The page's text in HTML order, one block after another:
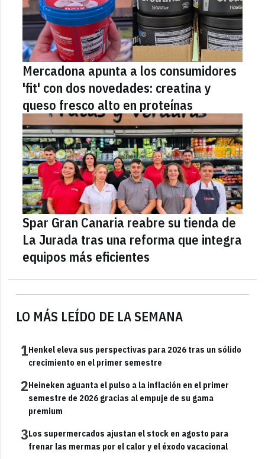
LO MÁS LEÍDO DE LA SEMANA
1Henkel eleva sus perspectivas para 2026 tras un sólido
crecimiento en el primer semestre
2Heineken aguanta el pulso a la inflación en el primer
semestre de 2026 gracias al empuje de su gama
premium
3Los supermercados ajustan el stock en agosto para
frenar las mermas por el calor y el éxodo vacacional
Mercadona apunta a los consumidores
'fit' con dos novedades: creatina y
queso fresco alto en proteínas
Spar Gran Canaria reabre su tienda de
La Jurada tras una reforma que integra
equipos más eficientes